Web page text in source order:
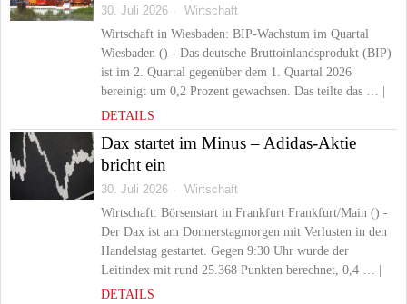
30. Juli 2026
Wirtschaft
Wirtschaft in Wiesbaden: BIP-Wachstum im Quartal
Wiesbaden () - Das deutsche Bruttoinlandsprodukt (BIP)
ist im 2. Quartal gegenüber dem 1. Quartal 2026
bereinigt um 0,2 Prozent gewachsen. Das teilte das … |
DETAILS
Dax startet im Minus – Adidas-Aktie
bricht ein
30. Juli 2026
Wirtschaft
Wirtschaft: Börsenstart in Frankfurt Frankfurt/Main () -
Der Dax ist am Donnerstagmorgen mit Verlusten in den
Handelstag gestartet. Gegen 9:30 Uhr wurde der
Leitindex mit rund 25.368 Punkten berechnet, 0,4 … |
DETAILS